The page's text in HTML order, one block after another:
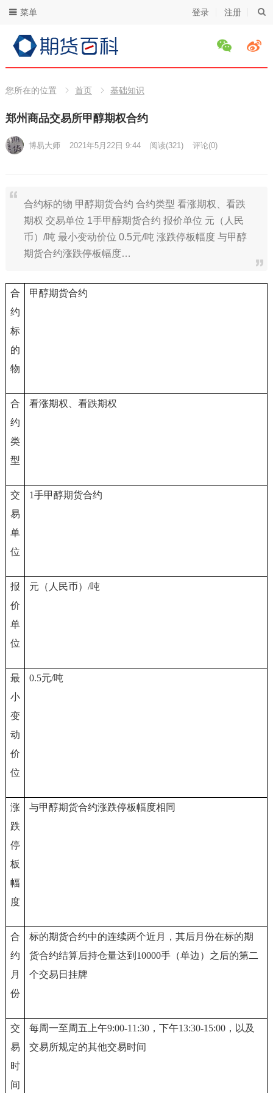
登录 注册
菜单
您所在的位置 首页 基础知识
郑州商品交易所甲醇期权合约
博易大师 2021年5月22日 9:44 阅读(321) 评论(0)
合约标的物 甲醇期货合约 合约类型 看涨期权、看跌
期权 交易单位 1手甲醇期货合约 报价单位 元（人民
币）/吨 最小变动价位 0.5元/吨 涨跌停板幅度 与甲醇
期货合约涨跌停板幅度…
合
约
标
的
物
甲醇期货合约
合
约
类
型
看涨期权、看跌期权
交
易
单
位
1手甲醇期货合约
报
价
单
位
元（人民币）/吨
最
小
变
动
价
位
0.5元/吨
涨
跌
停
板
幅
度
与甲醇期货合约涨跌停板幅度相同
合
约
月
份
标的期货合约中的连续两个近月，其后月份在标的期
货合约结算后持仓量达到10000手（单边）之后的第二
个交易日挂牌
交
易
时
间
每周一至周五上午9:00-11:30，下午13:30-15:00，以及
交易所规定的其他交易时间